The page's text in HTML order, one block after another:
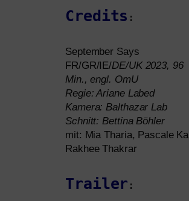
Credits :
September Says
FR/GR/IE/DE/UK2023, 96
Min., engl. OmU
Regie: Ariane Labed
Kamera: Balthazar Lab
Schnitt: Bettina Böhler
mit: Mia Tharia, Pascale
Rakhee Thakrar
Trailer :